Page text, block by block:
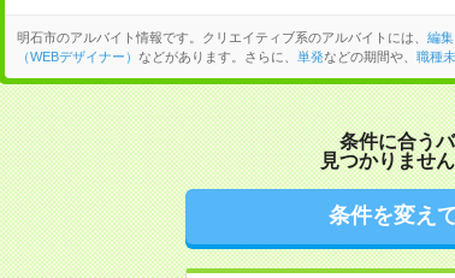
明石市のアルバイト情報です。クリエイティブ系のアルバイトには、 編
（WEBデザイナー） などがあります。さらに、 単発などの期間や、 職種
条件に合う
見つかりませ
条件を変え